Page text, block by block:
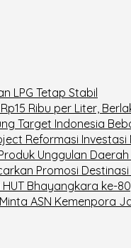
LPG Tetap Stabil
Ribu per Liter,
Target Indonesia
Reformasi Investasi
Unggulan
Promosi
Bhayangkara ke-
ASN Kemenpora